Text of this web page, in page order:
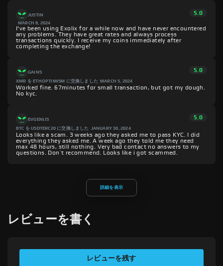
JUSTIN
MARCH 8, 2024
5.0
I've been using Exolix for a while now and have never encountered
any problems. They have great rates and always process
transactions quickly. I receive my coins immediately after
completing the exchange!
GAINS
XMR を ETHOPTIMISM に交換しました MARCH 5, 2024
5.0
Worked fine. 67minutes for small transaction, but got my dough.
No kyc.
EVGENIJS
BTC を USDTERC20 に交換しました JANUARY 30, 2024
5.0
Looks like a scam. 3 weeks ago they asked me to pass KYC. I did
everything they asked me. A week ago they told me they need
max 48 hours, still nothing. Very bad contact no answers to my
questions. Don’t recommend. Looks like i got scammed.
詳細を表示
レビューを書く
レビューを残す